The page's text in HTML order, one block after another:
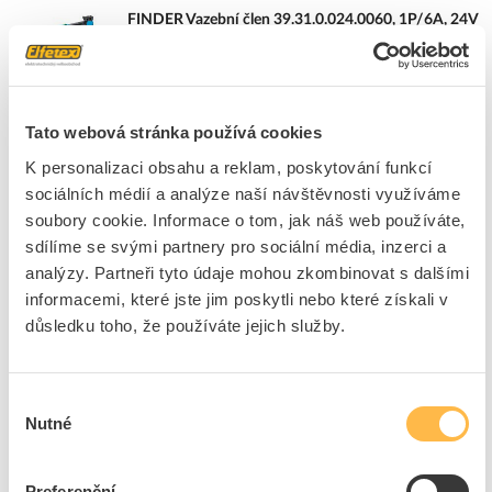
Tato webová stránka používá cookies
K personalizaci obsahu a reklam, poskytování funkcí
sociálních médií a analýze naší návštěvnosti využíváme
soubory cookie. Informace o tom, jak náš web používáte,
sdílíme se svými partnery pro sociální média, inzerci a
analýzy. Partneři tyto údaje mohou zkombinovat s dalšími
informacemi, které jste jim poskytli nebo které získali v
důsledku toho, že používáte jejich služby.
souhlasu
Nutné
FINDER Vazební člen 39.31.0.024.0060, 1P/6A, 24V
EAN
8012823353739
Značka
FINDER
Cena s DPH 284,20 Kč/ks
ks do košíku